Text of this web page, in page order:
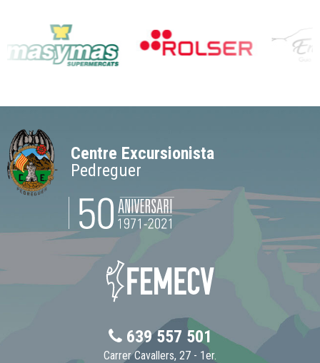
Centre Excursionista
Pedreguer
639 557 501
Carrer Cavallers, 27 - 1er.